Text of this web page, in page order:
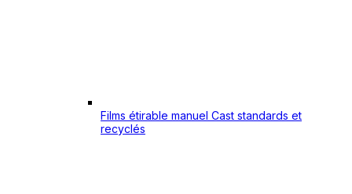
Films étirable manuel Cast standards et
recyclés